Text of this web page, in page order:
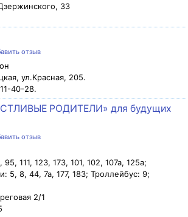
33
отзыв
ул.Красная, 205.
40-28.
РОДИТЕЛИ» для будущих
отзыв
111, 123, 173, 101, 102, 107а, 125а;
5, 8, 44, 7а, 177, 183; Троллейбус: 9;
2/1